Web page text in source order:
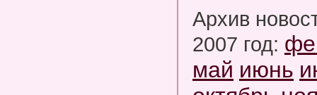
Архив
2007 год:
май июнь